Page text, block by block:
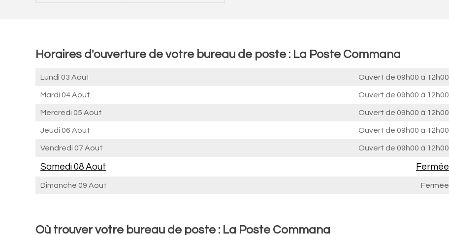
Horaires d'ouverture de votre bureau de poste : La Poste Commana
Lundi 03 Aout Ouvert de 09h00 à 12h00
Mardi 04 Aout Ouvert de 09h00 à 12h00
Mercredi 05 Aout Ouvert de 09h00 à 12h00
Jeudi 06 Aout Ouvert de 09h00 à 12h00
Vendredi 07 Aout Ouvert de 09h00 à 12h00
Samedi 08 Aout Fermée
Dimanche 09 Aout Fermée
Où trouver votre bureau de poste : La Poste Commana